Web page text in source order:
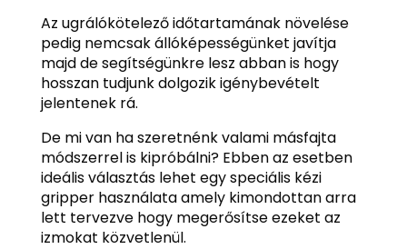
Az ugrálókötelező időtartamának növelése
pedig nemcsak állóképességünket javítja
majd de segítségünkre lesz abban is hogy
hosszan tudjunk dolgozik igénybevételt
jelentenek rá.
De mi van ha szeretnénk valami másfajta
módszerrel is kipróbálni? Ebben az esetben
ideális választás lehet egy speciális kézi
gripper használata amely kimondottan arra
lett tervezve hogy megerősítse ezeket az
izmokat közvetlenül.